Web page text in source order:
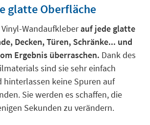
glatte Oberfläche
Wandaufkleberauf jede glatte
Decken, Türen, Schränke... und
Ergebnis überraschen. Dank des
sind sie sehr einfach
hinterlassen keine Spuren auf
Sie werden es schaffen, die
Sekunden zu verändern.